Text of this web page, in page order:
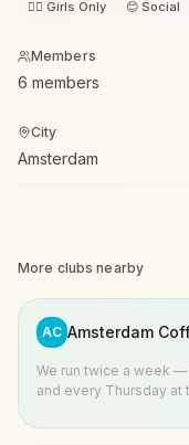
🙋‍♀️ Girls Only 😊 Social
Members
6 members
City
Amsterdam
More clubs nearby
AC Amsterdam
We run twice a week — a
and every Thursday at